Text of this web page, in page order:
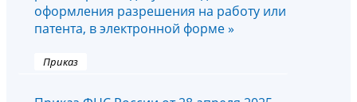
оформления разрешения на работу или
патента, в электронной форме »
Приказ